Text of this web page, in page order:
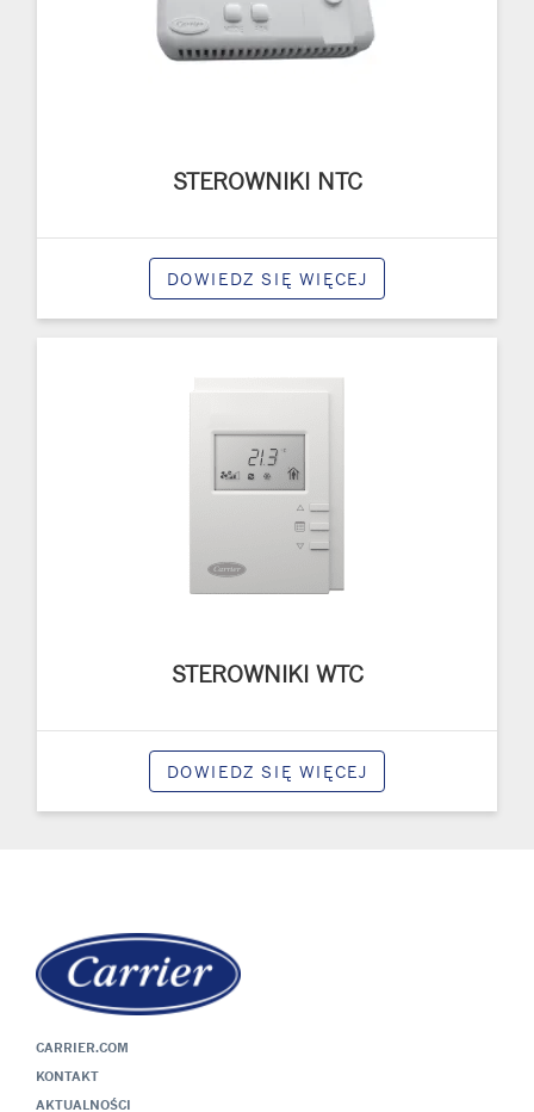
STEROWNIKI NTC
DOWIEDZ SIĘ WIĘCEJ
STEROWNIKI WTC
DOWIEDZ SIĘ WIĘCEJ
CARRIER.COM
KONTAKT
AKTUALNOŚCI